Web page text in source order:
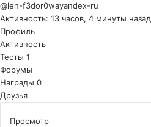
@len-f3dor0wayandex-ru
Активность: 13 часов, 4 минуты назад
Профиль
Активность
Тесты 1
Форумы
Награды 0
Друзья
Просмотр